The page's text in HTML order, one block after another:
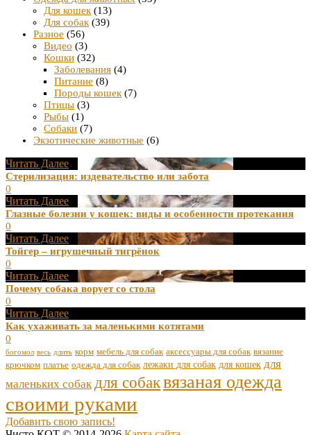
Для кошек (13)
Для собак (39)
Разное (56)
Видео (3)
Кошки (32)
Заболевания (4)
Питание (8)
Породы кошек (7)
Птицы (3)
Рыбы (1)
Собаки (7)
Экзотические животные (6)
Читать Далее
Стерилизация: издевательство или забота
0
Читать Далее
Глазные болезни у кошек: виды и особенности протекания
0
Читать Далее
Тойгер – игрушечный тигрёнок
0
Читать Далее
Почему собака ворует со стола
0
Читать Далее
Как ухаживать за маленькими котятами
0
богомол весь длить корм мебель для собак аксессуары для собак вязание
крючком платье одежда для собак лежаки для собак для кошек для
маленьких собак для собаквязаная одежда
своими руками
Добавить свою запись!